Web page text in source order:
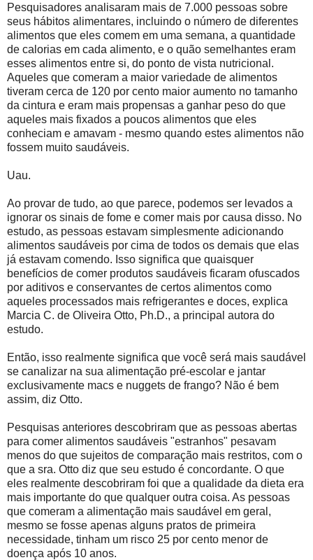
Pesquisadores analisaram mais de 7.000 pessoas sobre
seus hábitos alimentares, incluindo o número de diferentes
alimentos que eles comem em uma semana, a quantidade
de calorias em cada alimento, e o quão semelhantes eram
esses alimentos entre si, do ponto de vista nutricional.
Aqueles que comeram a maior variedade de alimentos
tiveram cerca de 120 por cento maior aumento no tamanho
da cintura e eram mais propensas a ganhar peso do que
aqueles mais fixados a poucos alimentos que eles
conheciam e amavam - mesmo quando estes alimentos não
fossem muito saudáveis.
Uau.
Ao provar de tudo, ao que parece, podemos ser levados a
ignorar os sinais de fome e comer mais por causa disso. No
estudo, as pessoas estavam simplesmente adicionando
alimentos saudáveis ​​por cima de todos os demais que elas
já estavam comendo. Isso significa que quaisquer
benefícios de comer produtos saudáveis ficaram ofuscados
por aditivos e conservantes de certos alimentos como
aqueles processados mais refrigerantes e doces, explica
Marcia C. de Oliveira Otto, Ph.D., a principal autora do
estudo.
Então, isso realmente significa que você será mais saudável
se canalizar na sua alimentação pré-escolar e jantar
exclusivamente macs e nuggets de frango? Não é bem
assim, diz Otto.
Pesquisas anteriores descobriram que as pessoas abertas
para comer alimentos saudáveis "estranhos" pesavam
menos do que sujeitos de comparação mais restritos, com o
que a sra. Otto diz que seu estudo é concordante. O que
eles realmente descobriram foi que a qualidade da dieta era
mais importante do que qualquer outra coisa. As pessoas
que comeram a alimentação mais saudável em geral,
mesmo se fosse apenas alguns pratos de primeira
necessidade, tinham um risco 25 por cento menor de
doença após 10 anos.